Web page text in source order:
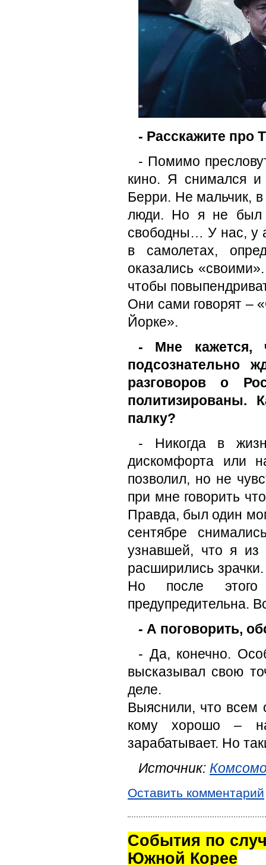
- Расскажите про
- Помимо
кино. Я снимался
Берри. Не мальчик,
люди. Но я не был
cвободны… У нас, у
в самолетах,
оказались
чтобы
Они сами говорят –
Йорке».
- Мне кажется,
подсознательно
разговоров о
политизированы.
палку?
- Никогда в
дискомфорта или
позволил, но не
при мне говорить
Правда, был один
сентябре
узнавшей, что я
расширились
Но после
предупредительна.
- А поговорить,
- Да, конечно.
высказывал свою
деле.
Выяснили, что всем
кому хорошо –
зарабатывает. Но
Источник:
Оставить комментарий
Cобытия по
Южной Корее